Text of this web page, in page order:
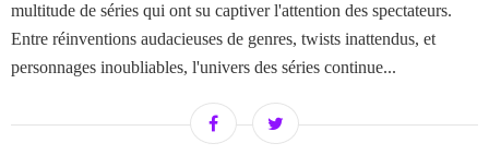
multitude de séries qui ont su captiver l'attention des spectateurs.
Entre réinventions audacieuses de genres, twists inattendus, et
personnages inoubliables, l'univers des séries continue...